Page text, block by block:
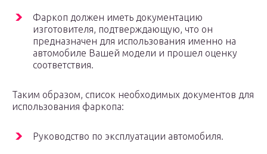
Фаркоп должен иметь документацию
изготовителя, подтверждающую, что он
предназначен для использования именно на
автомобиле Вашей модели и прошел оценку
соответствия.
Таким образом, список необходимых документов для
использования фаркопа:
Руководство по эксплуатации автомобиля.